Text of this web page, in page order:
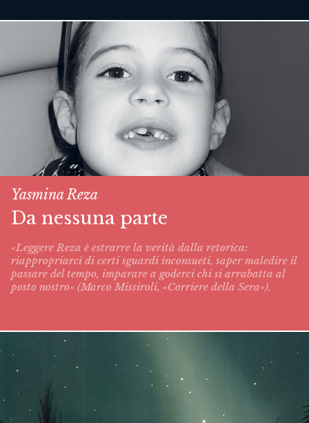
Yasmina Reza
Da nessuna parte
«Leggere Reza è estrarre la verità dalla retorica:
riappropriarci di certi sguardi inconsueti, saper maledire il
passare del tempo, imparare a goderci chi si arrabatta al
posto nostro» (Marco Missiroli, «Corriere della Sera»).